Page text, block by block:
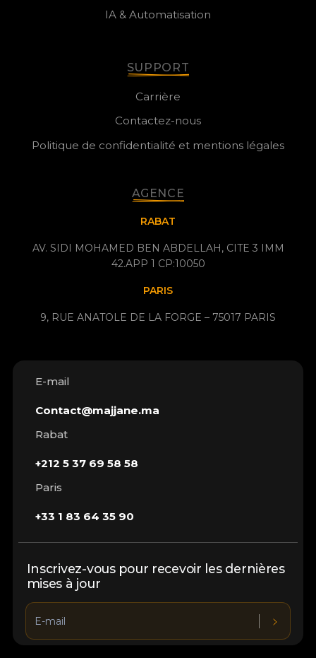
IA & Automatisation
SUPPORT
Carrière
Contactez-nous
Politique de confidentialité et mentions légales
AGENCE
RABAT
AV. SIDI MOHAMED BEN ABDELLAH, CITE 3 IMM
42.APP 1 CP:10050
PARIS
9, RUE ANATOLE DE LA FORGE – 75017 PARIS
E-mail
Contact@majjane.ma
Rabat
+212 5 37 69 58 58
Paris
+33 1 83 64 35 90
Inscrivez-vous pour recevoir les dernières
mises à jour